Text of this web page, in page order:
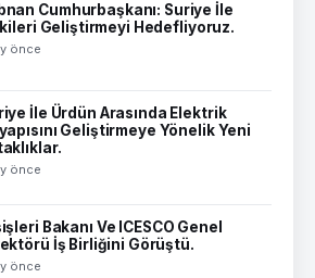
Cumhurbaşkanı: Suriye İle
Geliştirmeyi Hedefliyoruz.
önce
İle Ürdün Arasında Elektrik
Geliştirmeye Yönelik Yeni
önce
Bakanı Ve ICESCO Genel
İş Birliğini Görüştü.
önce